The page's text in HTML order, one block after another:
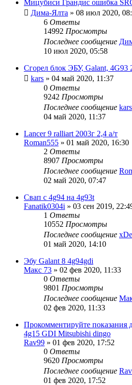
Мицубиси Грандис ошибка
Дима-Ялта » 08 июл 2020,
6 Ответы
14992 Просмотры
Последнее сообщение
10 июл 2020, 05:58
Сгорел блок ЭБУ, Galant, 4G93
kars » 04 май 2020, 11:37
0 Ответы
9242 Просмотры
Последнее сообщение kars
04 май 2020, 11:37
Lancer 9 ralliart 2003г 2,4 а/т
Roman555 » 01 май 2020, 16:30
2 Ответы
8907 Просмотры
Последнее сообщение
02 май 2020, 07:47
Свап с 4g94 на 4g93t
Fanatik0304i » 03 сен 2019,
1 Ответы
10552 Просмотры
Последнее сообщение
01 май 2020, 14:10
Эбу Galant 8 4g94gdi
Макс 73 » 02 фев 2020, 11:33
0 Ответы
9801 Просмотры
Последнее сообщение
02 фев 2020, 11:33
Прокомментируйте показания
4g15 GDI Mitsubishi dingo
Rav99 » 01 фев 2020, 17:52
0 Ответы
9620 Просмотры
Последнее сообщение
01 фев 2020, 17:52